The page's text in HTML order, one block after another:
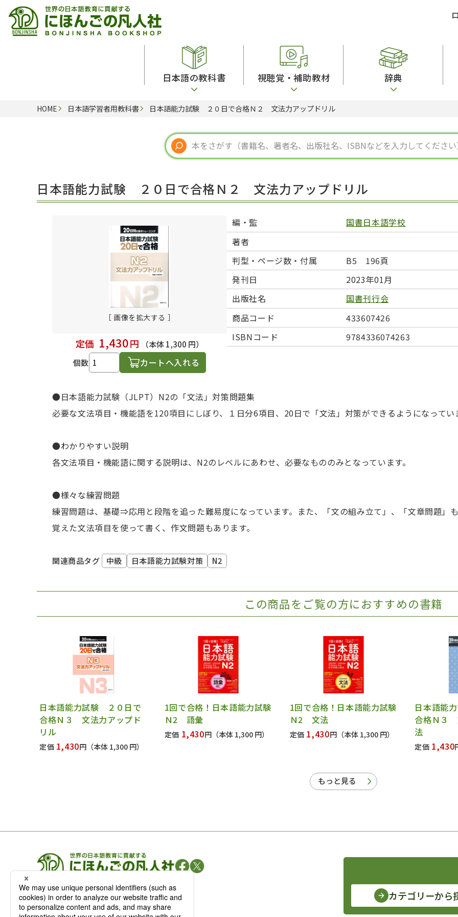
日本語の教科書
留学生向け専門分野
子ども向け
文法
発音・聴解
作文
練習問題
日本語能力試験対策
日本留学試験対
学校情報
日本語学習関連副読本
視聴覚・補助教材
カード・ゲーム・絵教材
絵本・子ども向け補助 図表
辞典
スペイン語辞典
中国語辞典
ドイツ語辞典
ポルトガル語辞典
ロシア語辞典
語学・文法辞典
表現・用字用語辞典 比較文化辞典
語彙・意味
文章・談話・表
表記
言語学
多言語社会・言語政策
言語の諸相
アカデミック・
HOME 日本語学習者用教科書 日本語能力試験 ２０日で合格Ｎ２ 文法力アップドリル
日本語能力試験 ２０日で合格Ｎ２ 文法力アップドリル
［ 画像を拡大する ］
定価 1,430円
（本体 1,300 円）
個数
カートへ入れる
編・監
国書日本語学校
著者
判型・ページ数・付属
B5 196頁
発刊日
2023年01月
出版社名
国書刊行会
商品コード
433607426
ISBNコード
9784336074263
●日本語能力試験（JLPT）N2の「文法」対策問題集
必要な文法項目・機能語を120項目にしぼり、１日分6項目、20日で「文法」対策ができるようになってい
●わかりやすい説明
各文法項目・機能語に関する説明は、N2のレベルにあわせ、必要なもののみとなっています。
●様々な練習問題
練習問題は、基礎⇒応用と段階を追った難易度になっています。また、「文の組み立て」、「文章問題」
覚えた文法項目を使って書く、作文問題もあります。
関連商品タグ 中級 日本語能力試験対策 N2
この商品をご覧の方におすすめの書籍
日本語能力試験 ２０日で
合格Ｎ３ 文法力アップド
リル
定価 1,430円 （本体 1,300 円）
1回で合格！日本語能力試験
Ｎ2 語彙
定価 1,430円 （本体 1,300 円）
1回で合格！日本語能力試験
Ｎ2 文法
定価 1,430円 （本体 1,300 円）
日本語能
合格Ｎ３
法
定価 1,430
もっと見る
凡人社の出版情報
カテゴリーから